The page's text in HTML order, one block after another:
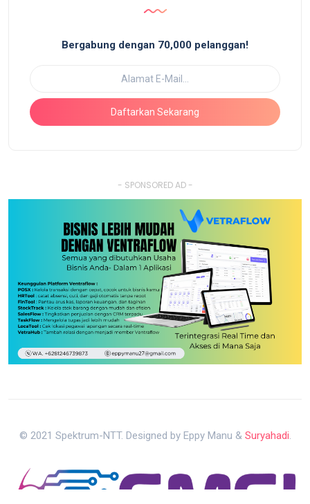
Bergabung dengan 70,000 pelanggan!
Daftarkan Sekarang
- SPONSORED AD -
© 2021 Spektrum-NTT. Designed by Eppy Manu & Suryahadi.